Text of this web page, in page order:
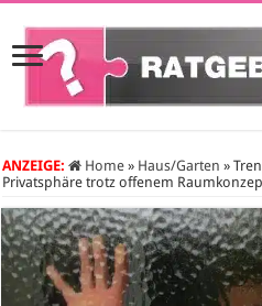
ANZEIGE: Home » Haus/Garten »
Privatsphäre trotz offenem